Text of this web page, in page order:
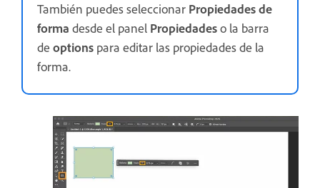
También puedes seleccionar Propiedades de
forma desde el panel Propiedadeso la barra
de options para editar las propiedades de la
forma.